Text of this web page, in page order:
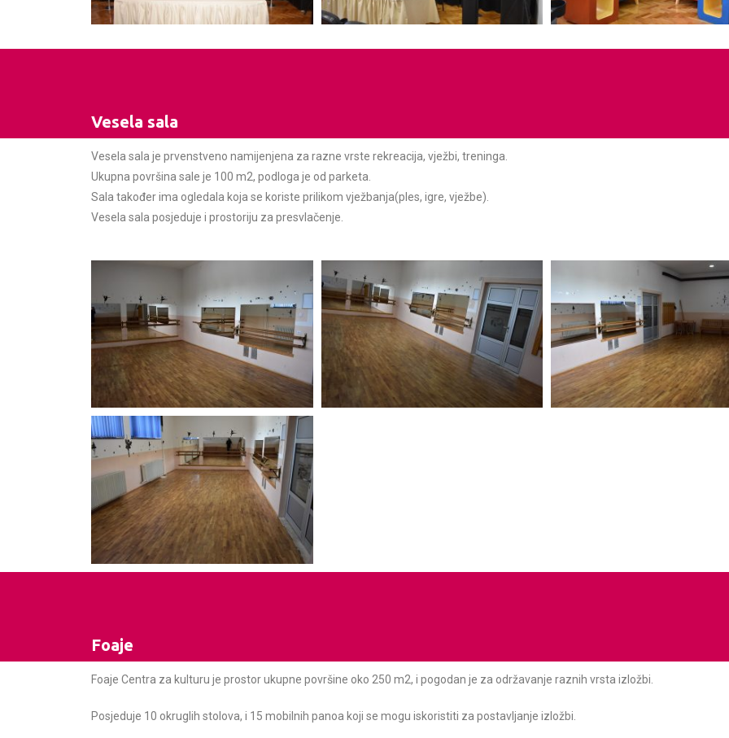
Vesela sala
Vesela sala je prvenstveno namijenjena za razne vrste rekreacija, vježbi, treninga.
Ukupna površina sale je 100 m2, podloga je od parketa.
Sala također ima ogledala koja se koriste prilikom vježbanja(ples, igre, vježbe).
Vesela sala posjeduje i prostoriju za presvlačenje.
Foaje
Foaje Centra za kulturu je prostor ukupne površine oko 250 m2, i pogodan je za održavanje raznih vrsta izložbi.
Posjeduje 10 okruglih stolova, i 15 mobilnih panoa koji se mogu iskoristiti za postavljanje izložbi.